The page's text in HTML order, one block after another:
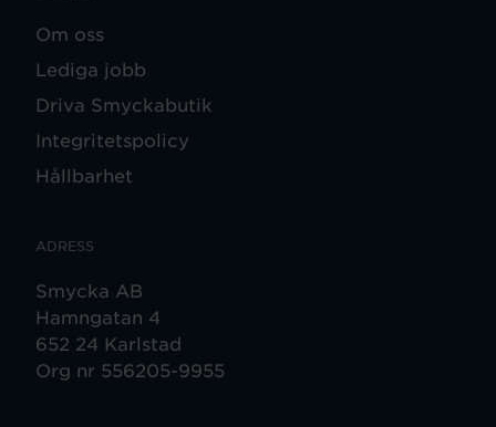
Om oss
Lediga jobb
Driva Smyckabutik
Integritetspolicy
Hållbarhet
ADRESS
Smycka AB
Hamngatan 4
652 24 Karlstad
Org nr 556205-9955